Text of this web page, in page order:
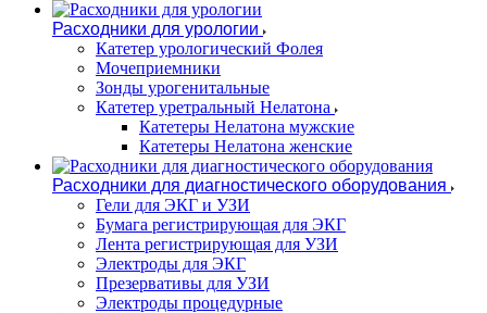
Расходники для урологии
Катетер урологический Фолея
Мочеприемники
Зонды урогенитальные
Катетер уретральный Нелатона
Катетеры Нелатона мужские
Катетеры Нелатона женские
Расходники для диагностического оборудования
Гели для ЭКГ и УЗИ
Бумага регистрирующая для ЭКГ
Лента регистрирующая для УЗИ
Электроды для ЭКГ
Презервативы для УЗИ
Электроды процедурные